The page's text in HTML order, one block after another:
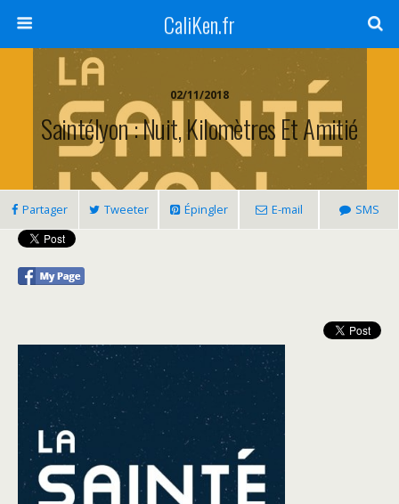
CaliKen.fr
02/11/2018
Saintélyon : Nuit, Kilomètres Et Amitié
Partager Tweeter Épingler E-mail SMS